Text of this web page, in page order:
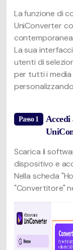
La funzione di
UniConverter
La sua
utenti di
per tutti i media
Passo 1
Accedi
Scarica il
dispositivo e
Nella scheda
"Convertitore"